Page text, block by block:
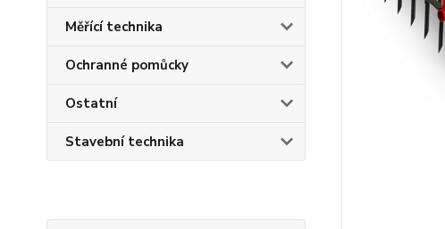
Měřící technika
Ochranné pomůcky
Ostatní
Stavební technika